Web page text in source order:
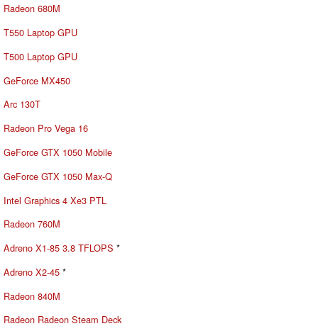
Radeon 680M
T550 Laptop GPU
T500 Laptop GPU
GeForce MX450
Arc 130T
Radeon Pro Vega 16
GeForce GTX 1050 Mobile
GeForce GTX 1050 Max-Q
Intel Graphics 4 Xe3 PTL
Radeon 760M
Adreno X1-85 3.8 TFLOPS *
Adreno X2-45 *
Radeon 840M
Radeon Radeon Steam Deck